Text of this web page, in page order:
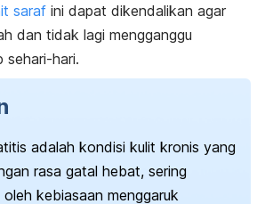
saraf ini dapat dikendalikan agar
dan tidak lagi mengganggu
sehari-hari.
adalah kondisi kulit kronis yang
rasa gatal hebat, sering
kebiasaan menggaruk